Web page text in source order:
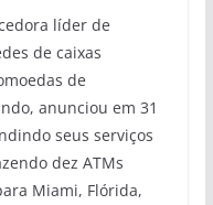
líder de
de caixas
de
anunciou em 31
seus serviços
dez ATMs
Miami, Flórida,